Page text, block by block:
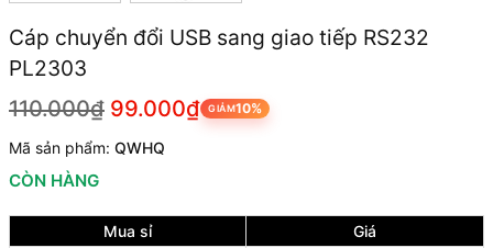
Cáp chuyển đổi USB sang giao tiếp RS232
PL2303
110.000₫ 99.000₫ GIẢM10%
Mã sản phẩm: QWHQ
CÒN HÀNG
Mua sỉ
Giá